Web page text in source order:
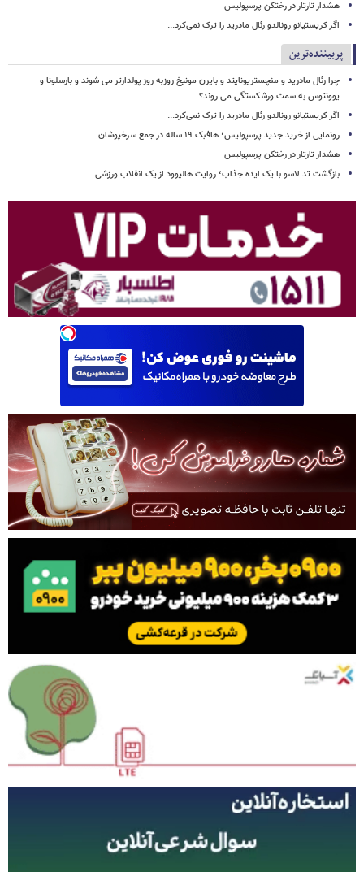
هشدار تارتار در رختکن پرسپولیس
اگر کریستیانو رونالدو رئال مادرید را ترک نمی‌کرد...
پربیننده‌ترین
چرا رئال مادرید و منچستریونایتد و بایرن مونیخ روزبه روز پولدارتر می شوند و بارسلونا و
یوونتوس به سمت ورشکستگی می روند؟
اگر کریستیانو رونالدو رئال مادرید را ترک نمی‌کرد...
رونمایی از خرید جدید پرسپولیس؛ هافبک ۱۹ ساله در جمع سرخپوشان
هشدار تارتار در رختکن پرسپولیس
بازگشت تد لاسو با یک ایده جذاب؛ روایت هالیوود از یک انقلاب ورزشی